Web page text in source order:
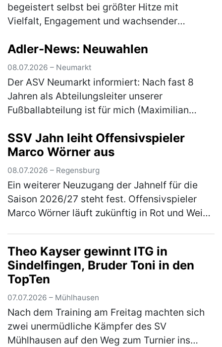
begeistert selbst bei größter Hitze mit
Vielfalt, Engagement und wachsender
SV Höhenberg zog am letzten Juni-
Wochenende … (mehr)
Adler-News: Neuwahlen
08.07.2026 – Neumarkt
Der ASV Neumarkt informiert: Nach fast 8
Jahren als Abteilungsleiter unserer
Fußballabteilung ist für mich (Maximilian
neue Hände zu übergeben. Aus persönlichen
…(mehr)
SSV Jahn leiht Offensivspieler
Marco Wörner aus
08.07.2026 – Regensburg
Ein weiterer Neuzugang der Jahnelf für die
Saison 2026/27 steht fest. Offensivspieler
Marco Wörner läuft zukünftig in Rot und Weiß
Theo Kayser gewinnt ITG in
Sindelfingen, Bruder Toni in den
TopTen
07.07.2026 – Mühlhausen
Nach dem Training am Freitag machten sich
zwei unermüdliche Kämpfer des SV
Mühlhausen auf den Weg zum Turnier ins